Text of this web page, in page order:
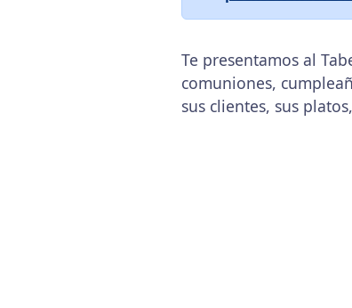
Te presentamos al
comuniones,
sus clientes, sus